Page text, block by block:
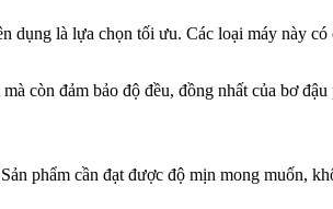
là lựa chọn tối ưu. Các loại máy này
còn đảm bảo độ đều, đồng nhất của bơ
phẩm cần đạt được độ mịn mong muốn,